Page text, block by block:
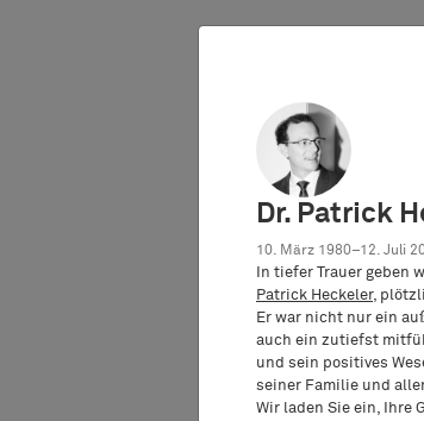
Dr. Patrick
10. März 1980–12. Juli
In tiefer Trauer geben
Patrick Heckeler,
Er war nicht nur ein
auch ein zutiefst
und sein positives
seiner Familie und
Wir laden Sie ein, Ihre